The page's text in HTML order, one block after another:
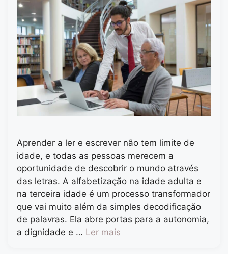
Aprender a ler e escrever não tem limite de
idade, e todas as pessoas merecem a
oportunidade de descobrir o mundo através
das letras. A alfabetização na idade adulta e
na terceira idade é um processo transformador
que vai muito além da simples decodificação
de palavras. Ela abre portas para a autonomia,
a dignidade e … Ler mais